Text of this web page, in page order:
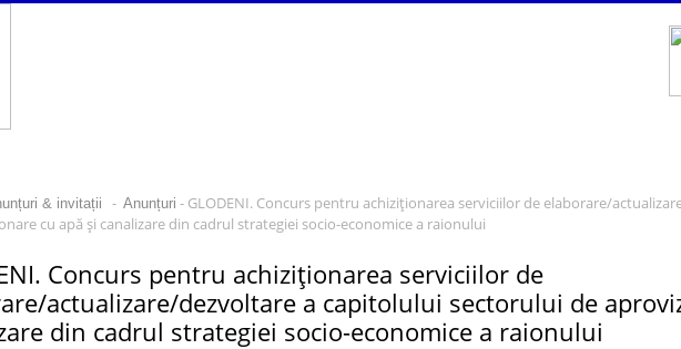
& invitații - Anunțuri - GLODENI. Concurs pentru achiziționarea serviciilor de elaborare/
cu apă și canalizare din cadrul strategiei socio-economice a raionului
Concurs pentru achiziționarea serviciilor de
actualizare/dezvoltare a capitolului sectorului de
din cadrul strategiei socio-economice a raionului